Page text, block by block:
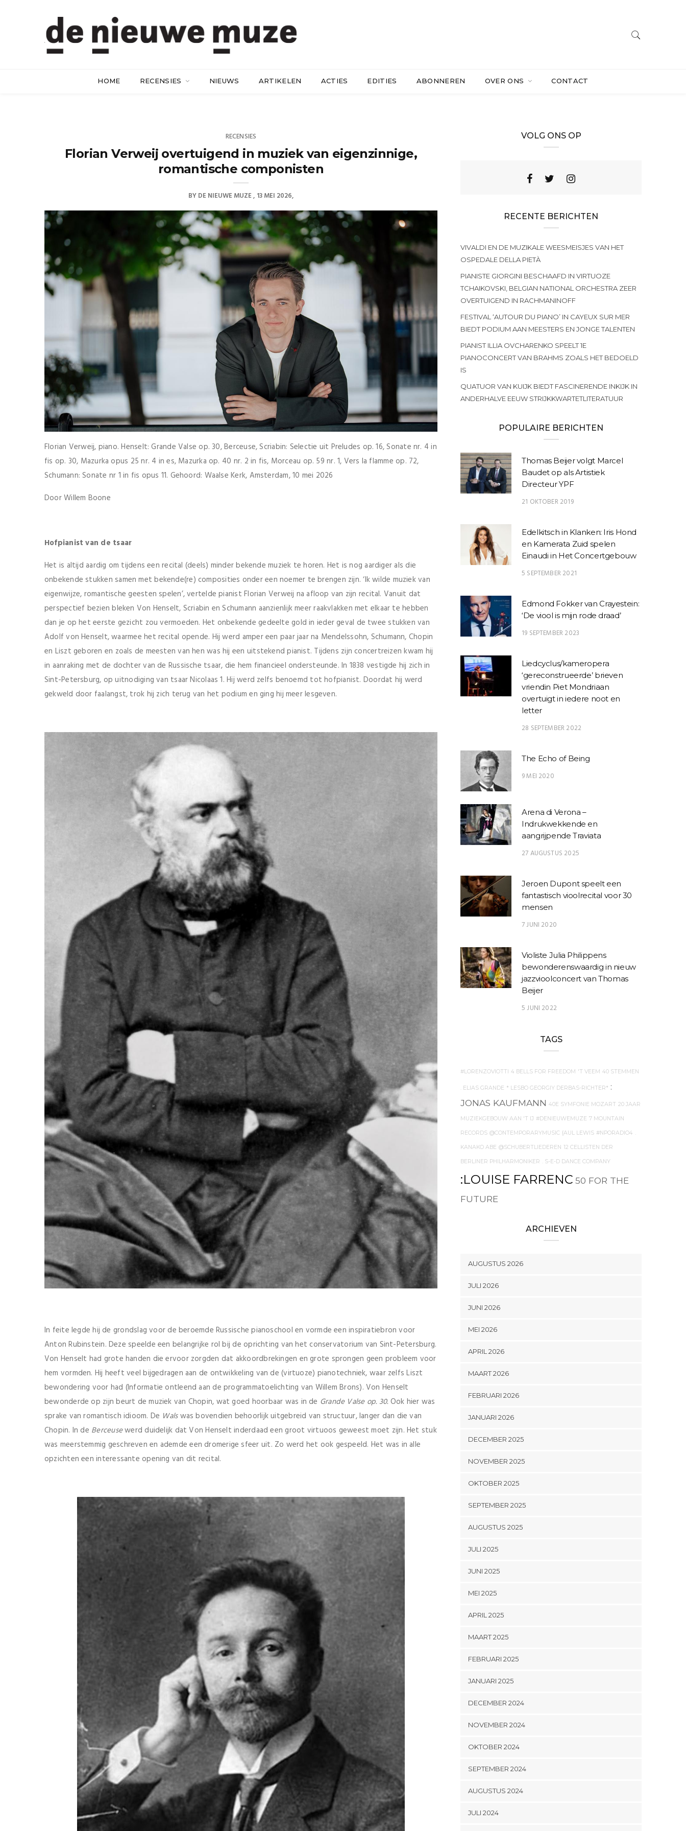
HOME RECENSIES NIEUWS ARTIKELEN ACTIES EDITIES ABONNEREN OVER ONS CONTACT
RECENSIES
Florian Verweij overtuigend in muziek van eigenzinnige,
romantische componisten
BYDE NIEUWE MUZE 13 MEI 2026
Florian Verweij, piano. Henselt: Grande Valse op. 30, Berceuse, Scriabin: Selectie uit Preludes op. 16, Sonate nr. 4 in
fis op. 30, Mazurka opus 25 nr. 4 in es, Mazurka op. 40 nr. 2 in fis, Morceau op. 59 nr. 1, Vers la flamme op. 72,
Schumann: Sonate nr 1 in fis opus 11. Gehoord: Waalse Kerk, Amsterdam, 10 mei 2026
Door Willem Boone
Hofpianist van de tsaar
Het is altijd aardig om tijdens een recital (deels) minder bekende muziek te horen. Het is nog aardiger als die
onbekende stukken samen met bekende(re) composities onder een noemer te brengen zijn. ‘Ik wilde muziek van
eigenwijze, romantische geesten spelen’, vertelde pianist Florian Verweij na afloop van zijn recital. Vanuit dat
perspectief bezien bleken Von Henselt, Scriabin en Schumann aanzienlijk meer raakvlakken met elkaar te hebben
dan je op het eerste gezicht zou vermoeden. Het onbekende gedeelte gold in ieder geval de twee stukken van
Adolf von Henselt, waarmee het recital opende. Hij werd amper een paar jaar na Mendelssohn, Schumann, Chopin
en Liszt geboren en zoals de meesten van hen was hij een uitstekend pianist. Tijdens zijn concertreizen kwam hij
in aanraking met de dochter van de Russische tsaar, die hem financieel ondersteunde. In 1838 vestigde hij zich in
Sint-Petersburg, op uitnodiging van tsaar Nicolaas 1. Hij werd zelfs benoemd tot hofpianist. Doordat hij werd
gekweld door faalangst, trok hij zich terug van het podium en ging hij meer lesgeven.
In feite legde hij de grondslag voor de beroemde Russische pianoschool en vormde een inspiratiebron voor
Anton Rubinstein. Deze speelde een belangrijke rol bij de oprichting van het conservatorium van Sint-Petersburg.
Von Henselt had grote handen die ervoor zorgden dat akkoordbrekingen en grote sprongen geen probleem voor
hem vormden. Hij heeft veel bijgedragen aan de ontwikkeling van de (virtuoze) pianotechniek, waar zelfs Liszt
bewondering voor had (Informatie ontleend aan de programmatoelichting van Willem Brons). Von Henselt
bewonderde op zijn beurt de muziek van Chopin, wat goed hoorbaar was in de Grande Valse op. 30. Ook hier was
sprake van romantisch idioom. De Walswas bovendien behoorlijk uitgebreid van structuur, langer dan die van
Chopin. In de Berceusewerd duidelijk dat Von Henselt inderdaad een groot virtuoos geweest moet zijn. Het stuk
was meerstemmig geschreven en ademde een dromerige sfeer uit. Zo werd het ook gespeeld. Het was in alle
opzichten een interessante opening van dit recital.
VOLG ONS OP
RECENTE BERICHTEN
VIVALDI EN DE MUZIKALE WEESMEISJES VAN HET
OSPEDALE DELLA PIETÀ
PIANISTE GIORGINI BESCHAAFD IN VIRTUOZE
TCHAIKOVSKI, BELGIAN NATIONAL ORCHESTRA ZEER
OVERTUIGEND IN RACHMANINOFF
FESTIVAL ‘AUTOUR DU PIANO’ IN CAYEUX SUR MER
BIEDT PODIUM AAN MEESTERS EN JONGE TALENTEN
PIANIST ILLIA OVCHARENKO SPEELT 1E
PIANOCONCERT VAN BRAHMS ZOALS HET BEDOELD
IS
QUATUOR VAN KUIJK BIEDT FASCINERENDE INKIJK IN
ANDERHALVE EEUW STRIJKKWARTETLITERATUUR
POPULAIRE BERICHTEN
Thomas Beijer volgt Marcel
Baudet op als Artistiek
Directeur YPF
21 OKTOBER 2019
Edelkitsch in Klanken: Iris Hond
en Kamerata Zuid spelen
Einaudi in Het Concertgebouw
5 SEPTEMBER 2021
Edmond Fokker van Crayestein:
‘De viool is mijn rode draad’
19 SEPTEMBER 2023
Liedcyclus/kameropera
‘gereconstrueerde’ brieven
vriendin Piet Mondriaan
overtuigt in iedere noot en
letter
28 SEPTEMBER 2022
The Echo of Being
9 MEI 2020
Arena di Verona –
Indrukwekkende en
aangrijpende Traviata
27 AUGUSTUS 2025
Jeroen Dupont speelt een
fantastisch vioolrecital voor 30
mensen
7 JUNI 2020
Violiste Julia Philippens
bewonderenswaardig in nieuw
jazzvioolconcert van Thomas
Beijer
5 JUNI 2022
TAGS
#LORENZOVIOTTI 4 BELLS FOR FREEDOM 'T VEEM 40 STEMMEN
. ELIAS GRANDE * LESBO GEORGIY DERBAS-RICHTER* :
JONAS KAUFMANN 40E SYMFONIE MOZART 20 JAAR
MUZIEKGEBOUW AAN 'T IJ #DENIEUWEMUZE 7 MOUNTAIN
RECORDS @CONTEMPORARYMUSIC {AUL LEWIS #NPORADIO4
KANAKO ABE @SCHUBERTLIEDEREN 12 CELLISTEN DER
BERLINER PHILHARMONIKER . S-E-D DANCE COMPANY
:LOUISE FARRENC 50 FOR THE
FUTURE
ARCHIEVEN
AUGUSTUS 2026
JULI 2026
JUNI 2026
MEI 2026
APRIL 2026
MAART 2026
FEBRUARI 2026
JANUARI 2026
DECEMBER 2025
NOVEMBER 2025
OKTOBER 2025
SEPTEMBER 2025
AUGUSTUS 2025
JULI 2025
JUNI 2025
MEI 2025
APRIL 2025
MAART 2025
FEBRUARI 2025
JANUARI 2025
DECEMBER 2024
NOVEMBER 2024
OKTOBER 2024
SEPTEMBER 2024
AUGUSTUS 2024
JULI 2024